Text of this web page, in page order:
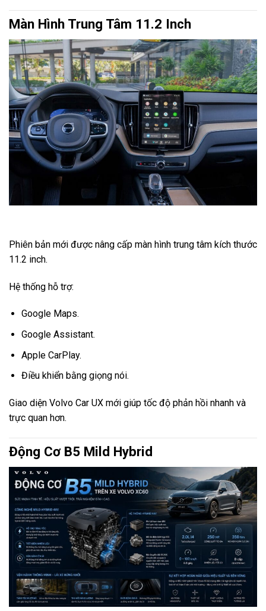
Màn Hình Trung Tâm 11.2 Inch
Phiên bản mới được nâng cấp màn hình trung tâm kích thước
11.2 inch.
Hệ thống hỗ trợ:
Google Maps.
Google Assistant.
Apple CarPlay.
Điều khiển bằng giọng nói.
Giao diện Volvo Car UX mới giúp tốc độ phản hồi nhanh và
trực quan hơn.
Động Cơ B5 Mild Hybrid